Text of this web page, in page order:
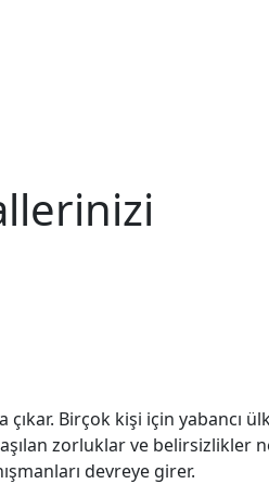
Birçok kişi için yabancı
zorluklar ve belirsizlikler
devreye girer.